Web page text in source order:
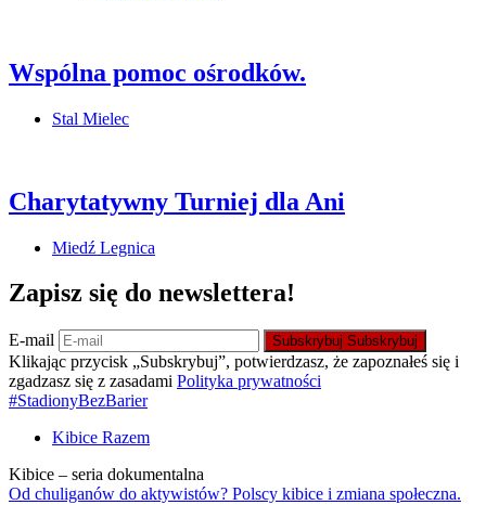
Wspólna pomoc ośrodków.
Stal Mielec
Charytatywny Turniej dla Ani
Miedź Legnica
Zapisz się do newslettera!
E-mail Subskrybuj Subskrybuj
Klikając przycisk „Subskrybuj”, potwierdzasz, że zapoznałeś się i
zgadzasz się z zasadami Polityka prywatności
#StadionyBezBarier
Kibice Razem
Kibice – seria dokumentalna
Od chuliganów do aktywistów? Polscy kibice i zmiana społeczna.